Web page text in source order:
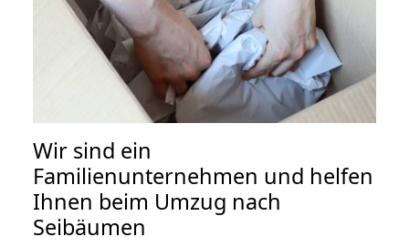
Wir sind ein
Familienunternehmen und helfen
Ihnen beim Umzug nach
Seibäumen